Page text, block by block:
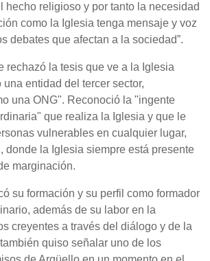
hecho religioso y por tanto la necesidad
como la Iglesia tenga mensaje y voz
debates que afectan a la sociedad”.
rechazó la tesis que ve a la Iglesia
entidad del tercer sector,
una ONG". Reconoció la "ingente
que realiza la Iglesia y que le
vulnerables en cualquier lugar,
donde la Iglesia siempre está presente
marginación.
su formación y su perfil como formador
además de su labor en la
creyentes a través del diálogo y de la
quiso señalar uno de los